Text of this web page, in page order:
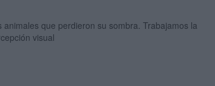
animales que perdieron su sombra. Trabajamos la
visual